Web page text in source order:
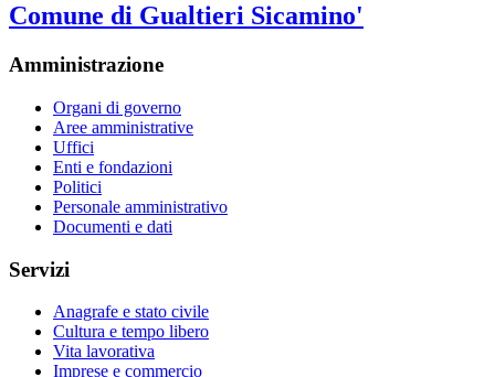
Comune di Gualtieri Sicamino'
Amministrazione
Organi di governo
Aree amministrative
Uffici
Enti e fondazioni
Politici
Personale amministrativo
Documenti e dati
Servizi
Anagrafe e stato civile
Cultura e tempo libero
Vita lavorativa
Imprese e commercio